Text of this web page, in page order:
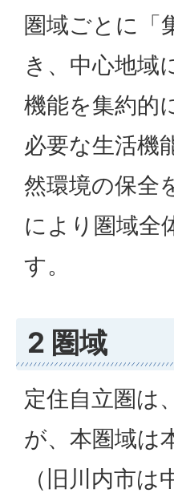
圏域ごとに「
き、中心地域
機能を集約的
必要な生活機
然環境の保全
により圏域全
す。
2 圏域
定住自立圏は
が、本圏域は
（旧川内市